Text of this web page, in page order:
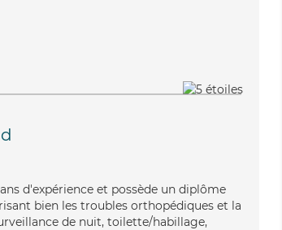
d'expérience et possède un diplôme
bien les troubles orthopédiques et la
de nuit, toilette/habillage,